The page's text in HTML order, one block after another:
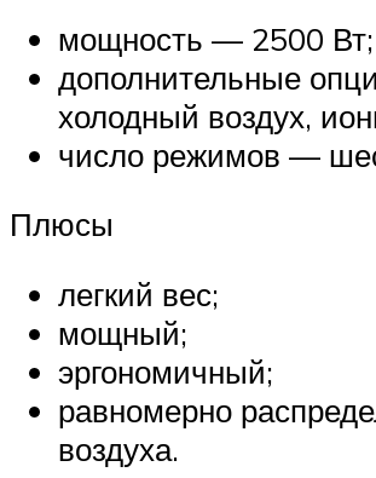
мощность — 2500 Вт;
дополнительные
холодный воздух,
число режимов —
Плюсы
легкий вес;
мощный;
эргономичный;
равномерно
воздуха.